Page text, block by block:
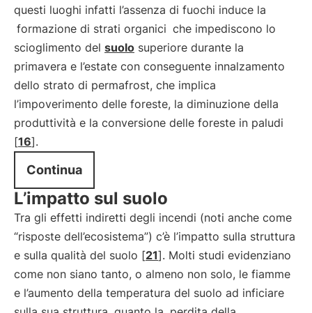
questi luoghi infatti l’assenza di fuochi induce la
formazione di strati organici che impediscono lo
scioglimento del suolo superiore durante la
primavera e l’estate con conseguente innalzamento
dello strato di permafrost, che implica
l’impoverimento delle foreste, la diminuzione della
produttività e la conversione delle foreste in paludi
[16].
Continua
L’impatto sul suolo
Tra gli effetti indiretti degli incendi (noti anche come
“risposte dell’ecosistema”) c’è l’impatto sulla struttura
e sulla qualità del suolo [21]. Molti studi evidenziano
come non siano tanto, o almeno non solo, le fiamme
e l’aumento della temperatura del suolo ad inficiare